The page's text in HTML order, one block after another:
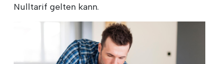
Nulltarif gelten kann.